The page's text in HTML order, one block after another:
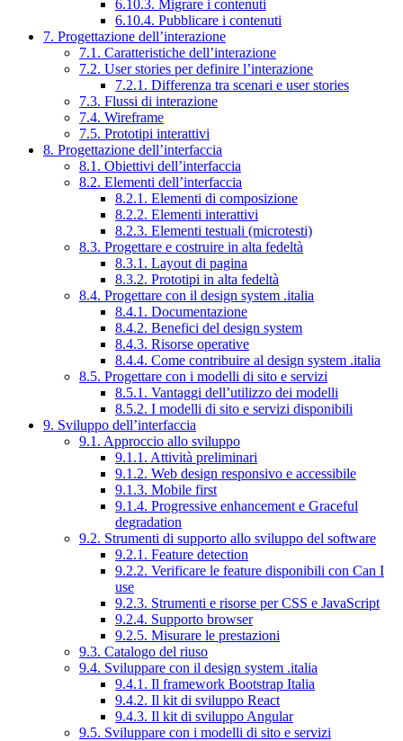
6.10.3. Migrare i contenuti
6.10.4. Pubblicare i contenuti
7. Progettazione dell’interazione
7.1. Caratteristiche dell’interazione
7.2. User stories per definire l’interazione
7.2.1. Differenza tra scenari e user stories
7.3. Flussi di interazione
7.4. Wireframe
7.5. Prototipi interattivi
8. Progettazione dell’interfaccia
8.1. Obiettivi dell’interfaccia
8.2. Elementi dell’interfaccia
8.2.1. Elementi di composizione
8.2.2. Elementi interattivi
8.2.3. Elementi testuali (microtesti)
8.3. Progettare e costruire in alta fedeltà
8.3.1. Layout di pagina
8.3.2. Prototipi in alta fedeltà
8.4. Progettare con il design system .italia
8.4.1. Documentazione
8.4.2. Benefici del design system
8.4.3. Risorse operative
8.4.4. Come contribuire al design system .italia
8.5. Progettare con i modelli di sito e servizi
8.5.1. Vantaggi dell’utilizzo dei modelli
8.5.2. I modelli di sito e servizi disponibili
9. Sviluppo dell’interfaccia
9.1. Approccio allo sviluppo
9.1.1. Attività preliminari
9.1.2. Web design responsivo e accessibile
9.1.3. Mobile first
9.1.4. Progressive enhancement e Graceful
degradation
9.2. Strumenti di supporto allo sviluppo del software
9.2.1. Feature detection
9.2.2. Verificare le feature disponibili con Can I
use
9.2.3. Strumenti e risorse per CSS e JavaScript
9.2.4. Supporto browser
9.2.5. Misurare le prestazioni
9.3. Catalogo del riuso
9.4. Sviluppare con il design system .italia
9.4.1. Il framework Bootstrap Italia
9.4.2. Il kit di sviluppo React
9.4.3. Il kit di sviluppo Angular
9.5. Sviluppare con i modelli di sito e servizi